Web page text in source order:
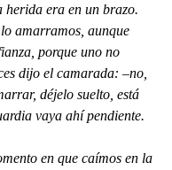
herida era en un brazo.
amarramos, aunque
porque uno no
dijo el camarada: –no,
déjelo suelto, está
vaya ahí pendiente.
en que caímos en la